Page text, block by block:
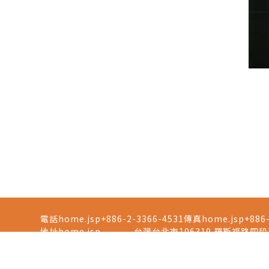
電話home.jsp+886-2-3366-4531傳真home.jsp
地址home.jsp
台灣台北市106319 羅斯福路四